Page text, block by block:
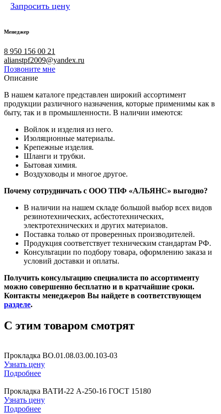
Запросить цену
Менеджер
8 950 156 00 21
alianstpf2009@yandex.ru
Позвоните мне
Описание
В нашем каталоге представлен широкий ассортимент
продукции различного назначения, которые применимы как в
быту, так и в промышленности. В наличии имеются:
Войлок и изделия из него.
Изоляционные материалы.
Крепежные изделия.
Шланги и трубки.
Бытовая химия.
Воздуховоды и многое другое.
Почему сотрудничать с ООО ТПФ «АЛЬЯНС» выгодно?
В наличии на нашем складе большой выбор всех видов
резинотехнических, асбестотехнических,
электротехнических и других материалов.
Поставка только от проверенных производителей.
Продукция соответствует техническим стандартам РФ.
Консультации по подбору товара, оформлению заказа и
условий доставки и оплаты.
Получить консультацию специалиста по ассортименту
можно совершенно бесплатно и в кратчайшие сроки.
Контакты менеджеров Вы найдете в соответствующем
разделе.
C этим товаром смотрят
Прокладка ВО.01.08.03.00.103-03
Узнать цену
Подробнее
Прокладка ВАТИ-22 А-250-16 ГОСТ 15180
Узнать цену
Подробнее